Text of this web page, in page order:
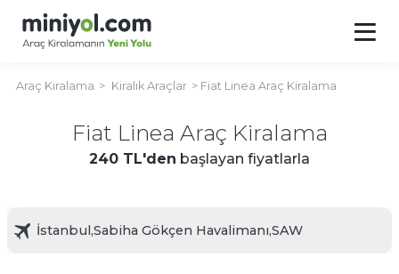
Araç Kiralama Kiralık Araçlar Fiat Linea Araç Kiralama
Fiat Linea Araç Kiralama
240 TL'den başlayan fiyatlarla